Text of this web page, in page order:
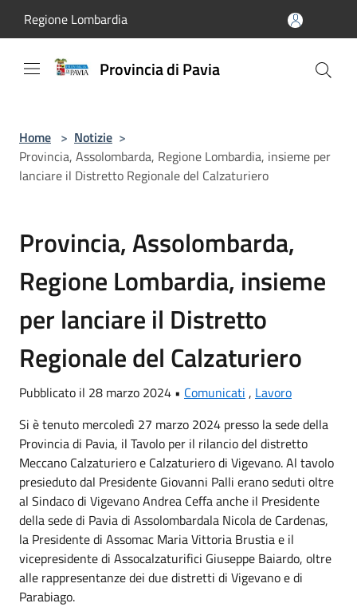
Regione Lombardia
Provincia di Pavia
Home > Notizie >
Provincia, Assolombarda, Regione Lombardia, insieme per
lanciare il Distretto Regionale del Calzaturiero
Provincia, Assolombarda,
Regione Lombardia, insieme
per lanciare il Distretto
Regionale del Calzaturiero
Pubblicato il 28 marzo 2024 • Comunicati , Lavoro
Si è tenuto mercoledì 27 marzo 2024 presso la sede della
Provincia di Pavia, il Tavolo per il rilancio del distretto
Meccano Calzaturiero e Calzaturiero di Vigevano. Al tavolo
presieduto dal Presidente Giovanni Palli erano seduti oltre
al Sindaco di Vigevano Andrea Ceffa anche il Presidente
della sede di Pavia di Assolombardala Nicola de Cardenas,
la Presidente di Assomac Maria Vittoria Brustia e il
vicepresidente di Assocalzaturifici Giuseppe Baiardo, oltre
alle rappresentanze dei due distretti di Vigevano e di
Parabiago.